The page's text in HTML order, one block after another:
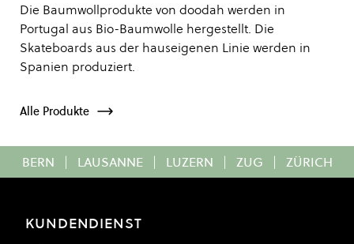
Die Baumwollprodukte von doodah werden in
Portugal aus Bio-Baumwolle hergestellt. Die
Skateboards aus der hauseigenen Linie werden in
Spanien produziert.
Alle Produkte
BERN | LAUSANNE | LUZERN | ZUG | ZÜRICH
KUNDENDIENST